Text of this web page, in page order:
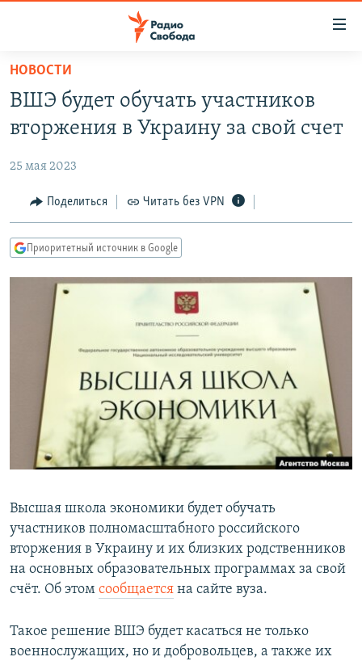
упрощенного
доступа
основному
Вернутся
главной
навигации
Вернутся
ПРОГРАММЫ
ПОДКАСТЫ
АВТОРСКИЕ ПРОЕКТЫ
ЦИТАТЫ СВОБОДЫ
МНЕНИЯ
IDEL.РЕАЛИИ
КАВКАЗ.РЕАЛИИ
СЕВЕР.РЕАЛИИ
СИБИРЬ.РЕАЛИИ
РАСПИСАНИЕ ВЕЩАНИЯ
ПОДПИШИТЕСЬ НА РАССЫЛКУ
СОЦИАЛЬНЫЕ СЕТИ
Все сайты РСЕ/РС
НОВОСТИ
ВШЭ будет обучать участников
вторжения в Украину за свой счет
25 мая 2023
Поделиться Читать без VPN
Приоритетный источник в Google
Высшая школа экономики будет обучать
участников полномасштабного российского
вторжения в Украину и их близких родственников
на основных образовательных программах за свой
счёт. Об этом сообщается на сайте вуза.
Такое решение ВШЭ будет касаться не только
военнослужащих, но и добровольцев, а также их